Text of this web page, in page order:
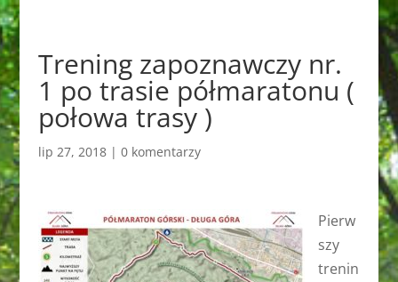
Trening zapoznawczy nr.
1 po trasie półmaratonu (
połowa trasy )
lip 27, 2018| 0 komentarzy
Pierw
szy
trenin